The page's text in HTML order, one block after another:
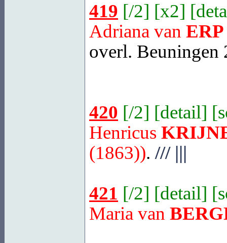
419 [/2] [x2] [
Adriana van ERP
overl. Beuningen
420 [/2] [detail] [
Henricus
(1863)). ///|||
421 [/2] [detail] [
Maria van